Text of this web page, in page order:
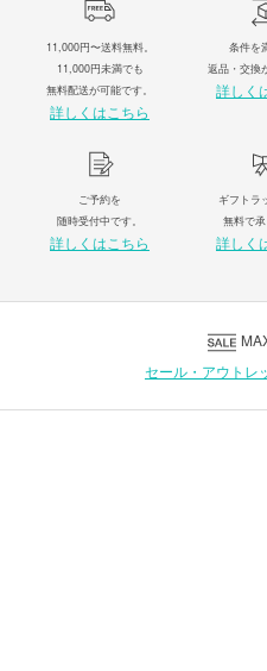
11,000円〜送料無料。
11,000円未満でも
無料配送が可能です。
詳しくはこちら
条件を
返品・交換
詳しく
ご予約を
随時受付中です。
詳しくはこちら
ギフトラ
無料で承
詳しく
セール・アウトレ